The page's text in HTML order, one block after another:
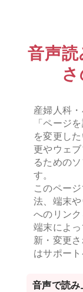
音声
産婦人科
「ページ
を変更し
更やウェ
るための
す。
このペー
法、端末
へのリン
端末によ
新・変更
はサポー
音声で読